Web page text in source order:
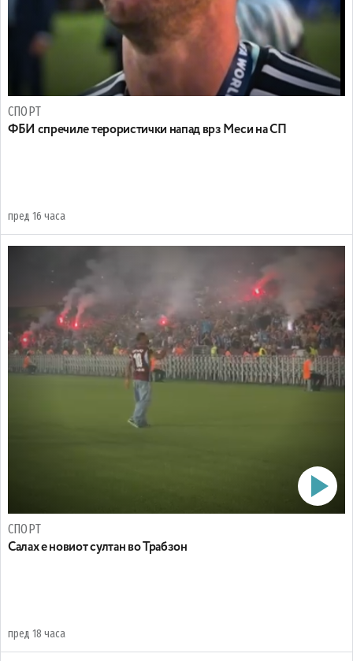
СПОРТ
ФБИ спречиле терористички напад врз Меси на СП
пред 16 часа
СПОРТ
Салах е новиот султан во Трабзон
пред 18 часа